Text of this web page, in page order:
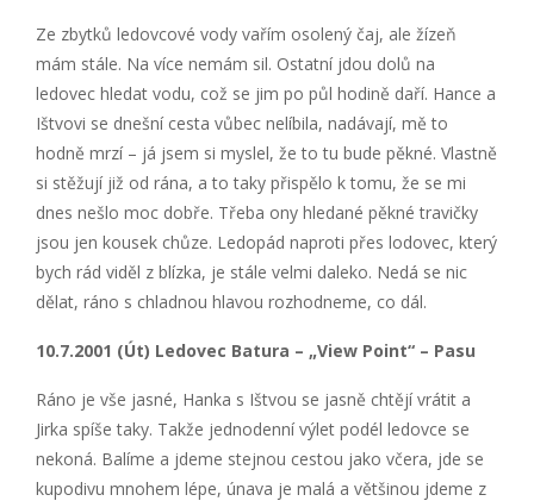
Ze zbytků ledovcové vody vařím osolený čaj, ale žízeň
mám stále. Na více nemám sil. Ostatní jdou dolů na
ledovec hledat vodu, což se jim po půl hodině daří. Hance a
Ištvovi se dnešní cesta vůbec nelíbila, nadávají, mě to
hodně mrzí – já jsem si myslel, že to tu bude pěkné. Vlastně
si stěžují již od rána, a to taky přispělo k tomu, že se mi
dnes nešlo moc dobře. Třeba ony hledané pěkné travičky
jsou jen kousek chůze. Ledopád naproti přes lodovec, který
bych rád viděl z blízka, je stále velmi daleko. Nedá se nic
dělat, ráno s chladnou hlavou rozhodneme, co dál.
10.7.2001 (Út) Ledovec Batura – „View Point“ – Pasu
Ráno je vše jasné, Hanka s Ištvou se jasně chtějí vrátit a
Jirka spíše taky. Takže jednodenní výlet podél ledovce se
nekoná. Balíme a jdeme stejnou cestou jako včera, jde se
kupodivu mnohem lépe, únava je malá a většinou jdeme z